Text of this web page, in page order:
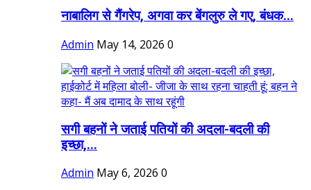
नाबालिग से गैंगरेप, अगवा कर बेंगलुरु ले गए, बंधक...
Admin May 14, 2026 0
सगी बहनों ने जताई पतियों की अदला-बदली की
इच्छा,...
Admin May 6, 2026 0